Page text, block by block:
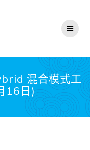
混合模式工
16日)